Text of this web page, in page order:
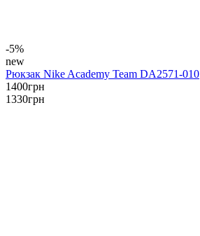
-5%
new
Рюкзак Nike Academy Team DA2571-010
1400грн
1330грн